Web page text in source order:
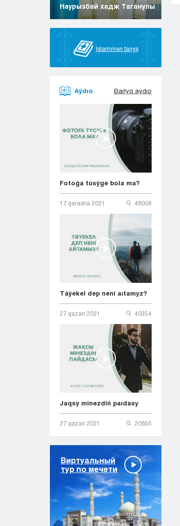
Наурызбай хадж Таганулы
Islammen tanys
Aýdıo Barlyq aýdıo
Fotoǵa túsýge bola ma?
17 qarasha 2021 48009
Táýekel dep neni aıtamyz?
27 qazan 2021 40354
Jaqsy minezdiń paıdasy
27 qazan 2021 20855
Виртуальный
тур по мечети